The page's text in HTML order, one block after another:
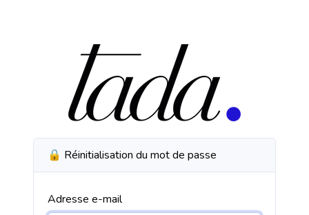
🔒 Réinitialisation du mot de passe
Adresse e-mail